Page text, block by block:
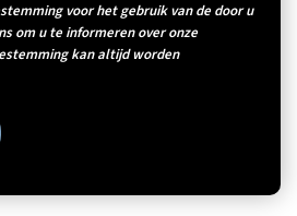
voor het gebruik van de door u
om u te informeren over onze
kan altijd worden